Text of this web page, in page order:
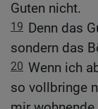
Guten nicht.
19 Denn das
sondern das
20 Wenn ich
so vollbringe